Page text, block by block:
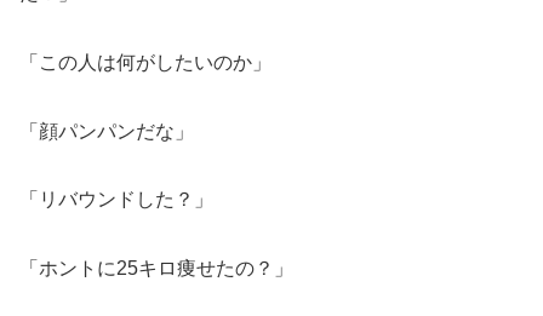
「この人は何がしたいのか」
「顔パンパンだな」
「リバウンドした？」
「ホントに25キロ痩せたの？」